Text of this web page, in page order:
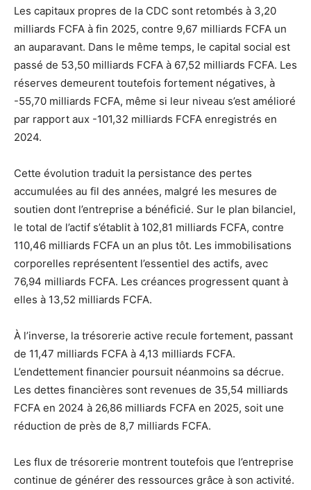
Les capitaux propres de la CDC sont retombés à 3,20
milliards FCFA à fin 2025, contre 9,67 milliards FCFA un
an auparavant. Dans le même temps, le capital social est
passé de 53,50 milliards FCFA à 67,52 milliards FCFA. Les
réserves demeurent toutefois fortement négatives, à
-55,70 milliards FCFA, même si leur niveau s’est amélioré
par rapport aux -101,32 milliards FCFA enregistrés en
2024.
Cette évolution traduit la persistance des pertes
accumulées au fil des années, malgré les mesures de
soutien dont l’entreprise a bénéficié. Sur le plan bilanciel,
le total de l’actif s’établit à 102,81 milliards FCFA, contre
110,46 milliards FCFA un an plus tôt. Les immobilisations
corporelles représentent l’essentiel des actifs, avec
76,94 milliards FCFA. Les créances progressent quant à
elles à 13,52 milliards FCFA.
À l’inverse, la trésorerie active recule fortement, passant
de 11,47 milliards FCFA à 4,13 milliards FCFA.
L’endettement financier poursuit néanmoins sa décrue.
Les dettes financières sont revenues de 35,54 milliards
FCFA en 2024 à 26,86 milliards FCFA en 2025, soit une
réduction de près de 8,7 milliards FCFA.
Les flux de trésorerie montrent toutefois que l’entreprise
continue de générer des ressources grâce à son activité.